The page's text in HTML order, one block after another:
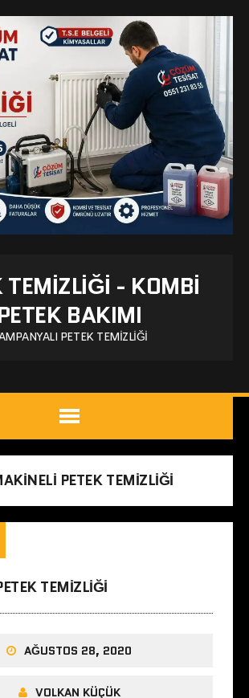
TEMIZLIĞI - KOMBI
BAKIMI
PETEK TEMIZLIĞI
PETEK TEMIZLIĞI
TEMIZLIĞI
AĞUSTOS 28, 2020
VOLKAN KÜÇÜK